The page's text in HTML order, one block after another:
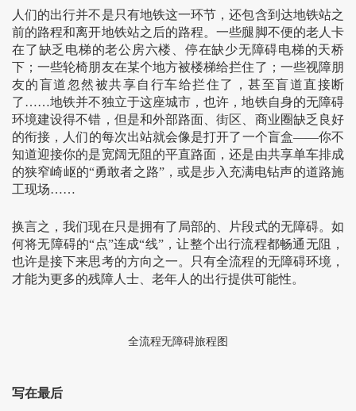
人们的出行并不是只有地铁这一环节，还包含到达地铁站之
前的路程和离开地铁站之后的路程。一些腿脚不便的老人卡
在了缺乏电梯的老公房六楼、停在缺少无障碍电梯的天桥
下；一些轮椅朋友在某个地方被楼梯给拦住了；一些视障朋
友的盲道忽然被共享自行车给拦住了，甚至盲道直接断
了……地铁并不独立于这座城市，也许，地铁自身的无障碍
环境建设得不错，但是和外部路面、街区、商业圈缺乏良好
的衔接，人们的每次出站就会像是打开了一个盲盒——你不
知道迎接你的是宽阔无阻的平直路面，还是由共享单车排成
的狭窄崎岖的“勇敢者之路”，或是步入充满电钻声的道路施
工现场……
换言之，我们现在只是拥有了局部的、片段式的无障碍。如
何将无障碍的“点”连成“线”，让整个出行流程都畅通无阻，
也许是接下来思考的方向之一。只有全流程的无障碍环境，
才能为更多的残障人士、老年人的出行提供可能性。
全流程无障碍旅程图
写在最后